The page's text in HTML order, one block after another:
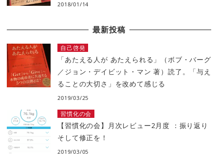
2018/01/14
最新投稿
自己啓発
「あたえる人が あたえられる」（ボブ・バーグ
／ジョン・デイビット・マン 著）読了。「与え
ることの大切さ」を改めて感じる
2019/03/25
習慣化の会
【習慣化の会】月次レビュー2月度 ：振り返り
そして修正を！
2019/03/05